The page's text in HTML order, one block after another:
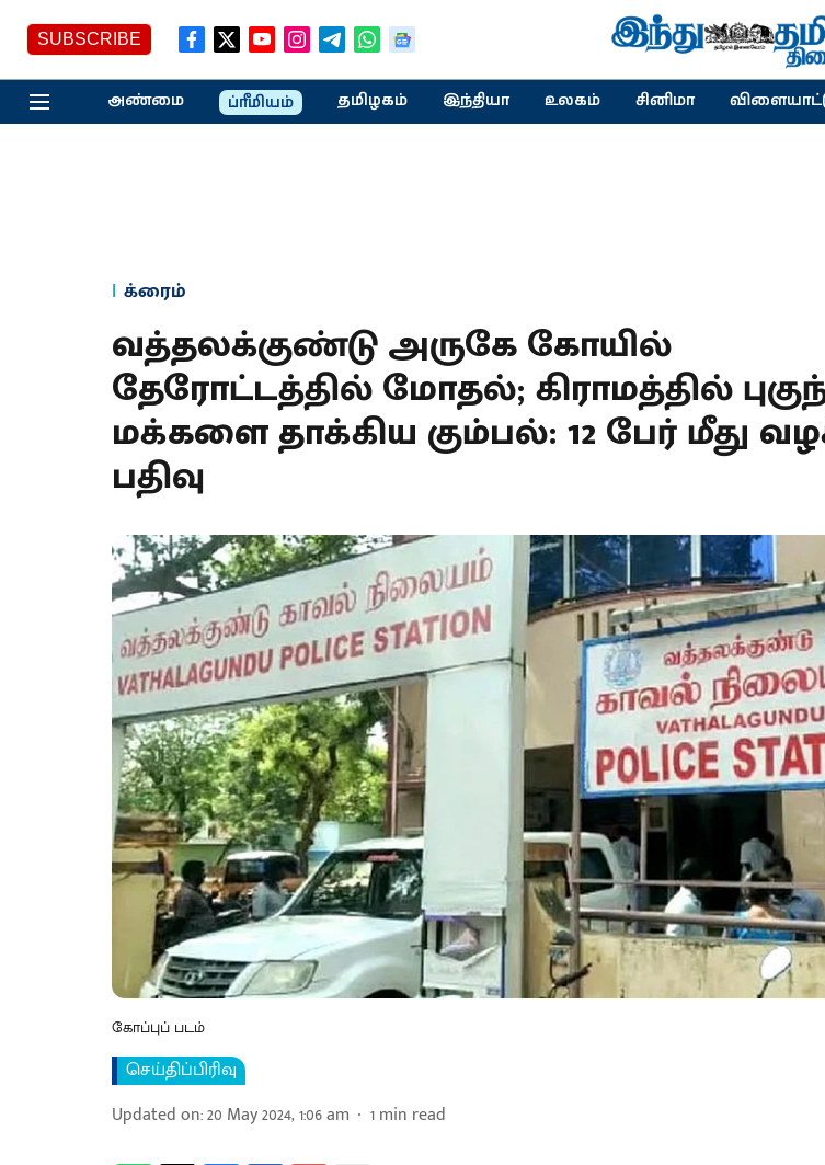
SUBSCRIBE
அண்மை ப்ரீமியம் தமிழகம் இந்தியா உலகம் சினிமா
க்ரைம்
வத்தலக்குண்டு அருகே கோயில்
தேரோட்டத்தில் மோதல்; கிராமத்தில்
மக்களை தாக்கிய கும்பல்: 12 பேர் மீது
பதிவு
கோப்புப் படம்
செய்திப்பிரிவு
Updated on:20 May 2024, 1:06 am 1min read